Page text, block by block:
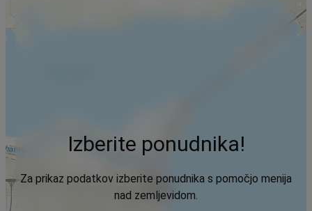
Izberite ponudnika!
Za prikaz podatkov izberite ponudnika s pomočjo menija
nad zemljevidom.